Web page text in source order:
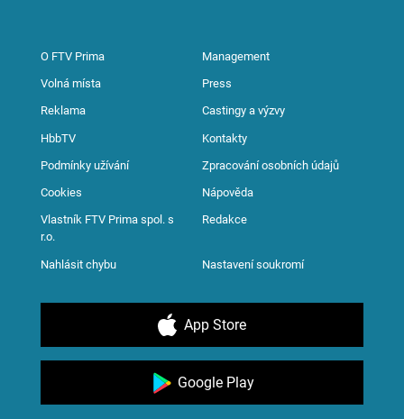
O FTV Prima Management
Volná místa Press
Reklama Castingy a výzvy
HbbTV Kontakty
Podmínky užívání Zpracování osobních údajů
Cookies Nápověda
Vlastník FTV Prima spol. s
r.o.
Redakce
Nahlásit chybu Nastavení soukromí
App Store
Google Play